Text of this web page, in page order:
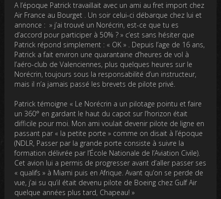
A l’époque Patrick travaillait avec un ami au fret import chez
Air France au Bourget . Un soir celui-ci débarque chez lui et
annonce : » j’ai trouvé un Norécrin, est-ce que tu es
d’accord pour participer à 50% ? » c’est sans hésiter que
Patrick répond simplement : « OK » . Depuis l’age de 16 ans,
Patrick a fait environ une quarantaine d’heures de vol à
l’aéro-club de Valenciennes, plus quelques heures sur le
Norécrin, toujours sous la responsabilité d’un instructeur,
mais il n’a jamais passé les brevets de pilote privé.
Patrick témoigne « Le Norécrin a un pilotage pointu et faire
un 360° en gardant le haut du capot sur l’horizon était
difficile pour moi. Mon ami voulait devenir pilote de ligne en
passant par « la petite porte » comme on disait à l’époque
(NDLR, Passer par la grande porte consiste à suivre la
formation délivrée par l’École Nationale de l’Aviation Civile).
Cet avion lui a permis de progresser avant d’aller passer ses
« qualifs » à Miami puis en Afrique. Avant qu’on se perde de
vue, j’ai su qu’il était devenu pilote de Boeing chez Gulf Air
quelque années plus tard, Chapeau! »